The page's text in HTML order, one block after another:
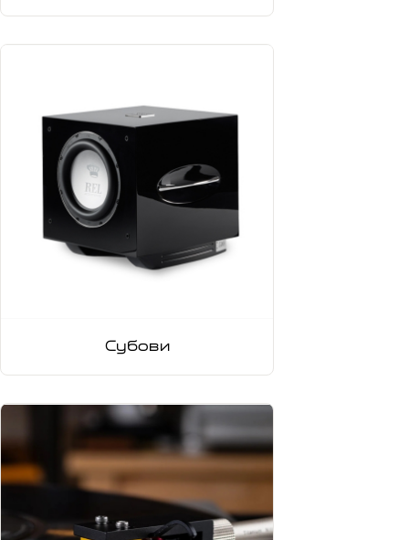
Субови